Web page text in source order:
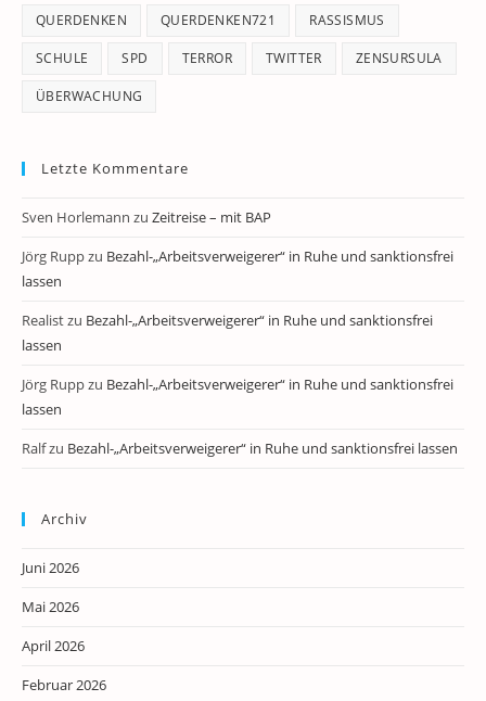
QUERDENKEN QUERDENKEN721 RASSISMUS
SCHULE SPD TERROR TWITTER ZENSURSULA
ÜBERWACHUNG
Letzte Kommentare
Sven Horlemann zu Zeitreise – mit BAP
Jörg Ruppzu Bezahl-„Arbeitsverweigerer“ in Ruhe und sanktionsfrei
lassen
Realistzu Bezahl-„Arbeitsverweigerer“ in Ruhe und sanktionsfrei
lassen
Jörg Ruppzu Bezahl-„Arbeitsverweigerer“ in Ruhe und sanktionsfrei
lassen
Ralfzu Bezahl-„Arbeitsverweigerer“ in Ruhe und sanktionsfrei lassen
Archiv
Juni 2026
Mai 2026
April 2026
Februar 2026